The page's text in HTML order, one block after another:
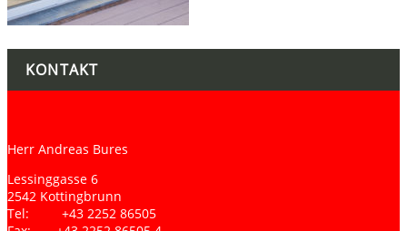
KONTAKT
Herr Andreas Bures
Lessinggasse 6
2542 Kottingbrunn
Tel: +43 2252 86505